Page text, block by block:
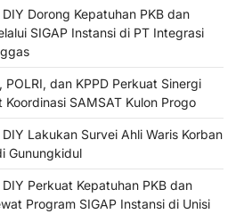
Dorong Kepatuhan PKB dan
SIGAP Instansi di PT Integrasi
POLRI, dan KPPD Perkuat Sinergi
Koordinasi SAMSAT Kulon Progo
Lakukan Survei Ahli Waris Korban
Gunungkidul
Perkuat Kepatuhan PKB dan
Program SIGAP Instansi di Unisi